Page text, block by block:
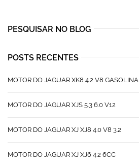
PESQUISAR NO BLOG
POSTS RECENTES
MOTOR DO JAGUAR XK8 4.2 V8 GASOLINA
MOTOR DO JAGUAR XJS 5.3 6.0 V12
MOTOR DO JAGUAR XJ XJ8 4.0 V8 3.2
MOTOR DO JAGUAR XJ XJ6 4.2 6CC